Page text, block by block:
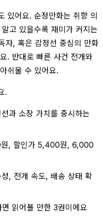
있어요. 순정만화는 취향 의
고 있을수록 재미가 커지는
자, 혹은 감정선 중심의 만화
. 반대로 빠른 사건 전개와
쉬울 수 있어요.
.
과 소장 가치를 중시하는
, 할인가 5,400원, 6,000
, 전개 속도, 배송 상태 확
읽어볼 만한 3권이에요